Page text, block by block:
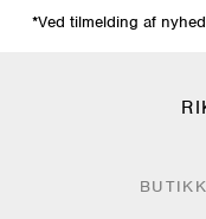
*Ved tilmelding af